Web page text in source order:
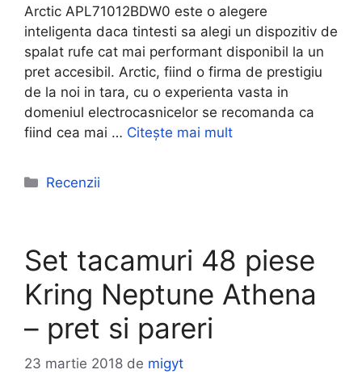
Arctic APL71012BDW0 este o alegere
inteligenta daca tintesti sa alegi un dispozitiv de
spalat rufe cat mai performant disponibil la un
pret accesibil. Arctic, fiind o firma de prestigiu
de la noi in tara, cu o experienta vasta in
domeniul electrocasnicelor se recomanda ca
fiind cea mai … Citește mai mult
Categorii
Recenzii
Set tacamuri 48 piese
Kring Neptune Athena
– pret si pareri
23 martie 2018 de migyt